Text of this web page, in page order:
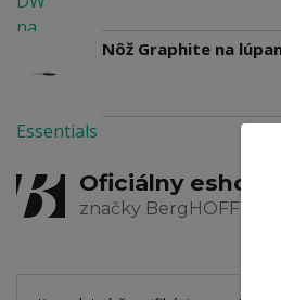
Nôž Graphite na
Oficiálny eshop
značky BergHOFF